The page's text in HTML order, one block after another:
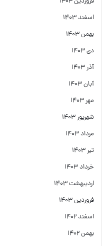
اسفند ۱۴۰۳
بهمن ۱۴۰۳
دی ۱۴۰۳
آذر ۱۴۰۳
آبان ۱۴۰۳
مهر ۱۴۰۳
شهریور ۱۴۰۳
مرداد ۱۴۰۳
تیر ۱۴۰۳
خرداد ۱۴۰۳
اردیبهشت ۱۴۰۳
فروردین ۱۴۰۳
اسفند ۱۴۰۲
بهمن ۱۴۰۲